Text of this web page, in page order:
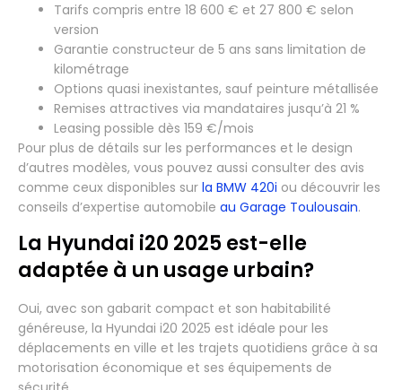
Tarifs compris entre 18 600 € et 27 800 € selon
version
Garantie constructeur de 5 ans sans limitation de
kilométrage
Options quasi inexistantes, sauf peinture métallisée
Remises attractives via mandataires jusqu’à 21 %
Leasing possible dès 159 €/mois
Pour plus de détails sur les performances et le design
d’autres modèles, vous pouvez aussi consulter des avis
comme ceux disponibles sur la BMW 420i ou découvrir les
conseils d’expertise automobile au Garage Toulousain.
La Hyundai i20 2025 est-elle
adaptée à un usage urbain?
Oui, avec son gabarit compact et son habitabilité
généreuse, la Hyundai i20 2025 est idéale pour les
déplacements en ville et les trajets quotidiens grâce à sa
motorisation économique et ses équipements de